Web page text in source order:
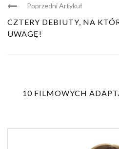
Poprzedni Artykuł
CZTERY DEBIUTY, NA
UWAGĘ!
10 FILMOWYCH